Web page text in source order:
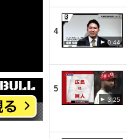
4
0:44
5
3:25